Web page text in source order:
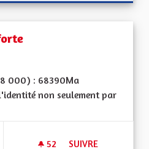
000) : 68390Ma
non seulement par
52 52 ABONNÉS
SUIVRE